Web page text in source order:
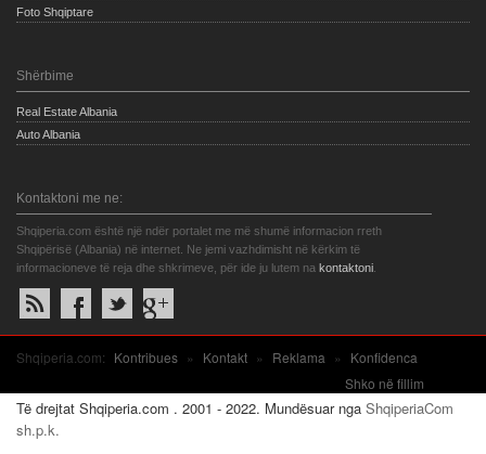
Foto Shqiptare
Shërbime
Real Estate Albania
Auto Albania
Kontaktoni me ne:
Shqiperia.com është një ndër portalet me më shumë informacion rreth
Shqipërisë (Albania) në internet. Ne jemi vazhdimisht në kërkim të
informacioneve të reja dhe shkrimeve, për ide ju lutem na kontaktoni
Shqiperia.com: Kontribues » Kontakt » Reklama »
Konfidenca
Shko në fillim
Të drejtat Shqiperia.com . 2001 - 2022. Mundësuar nga ShqiperiaCom
sh.p.k.